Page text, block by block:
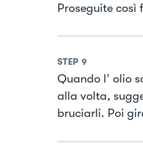
Proseguite così
STEP 9
Quando l’ olio
alla volta,
bruciarli. Poi